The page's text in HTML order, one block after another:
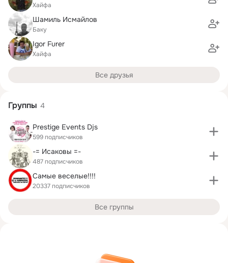
Хайфа
Шамиль Исмайлов
Баку
Igor Furer
Хайфа
Все друзья
Группы 4
Prestige Events Djs
599 подписчиков
-= Исаковы =-
487 подписчиков
Самые веселые!!!!
20337 подписчиков
Все группы